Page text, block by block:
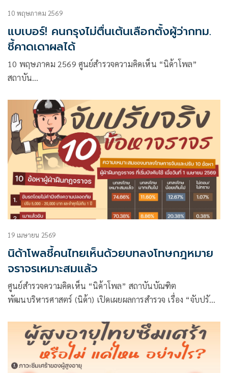
10 พฤษภาคม 2569
แบเบอร์! คนกรุงไม่ตื่นเต้นเลือกตั้งผู้ว่ากทม.
ชี้คาดเดาผลได้
10 พฤษภาคม 2569 ศูนย์สำรวจความคิดเห็น “นิด้าโพล”
สถาบัน…
19 เมษายน 2569
นิด้าโพลชี้คนไทยเห็นด้วยบทลงโทษกฎหมาย
จราจรเหมาะสมแล้ว
ศูนย์สำรวจความคิดเห็น “นิด้าโพล” สถาบันบัณฑิต
พัฒนบริหารศาสตร์ (นิด้า) เปิดเผยผลการสำรวจ เรื่อง “จับปรับ
2569 จากประชาชนที่มีอายุ 18 ปีขึ้นไป